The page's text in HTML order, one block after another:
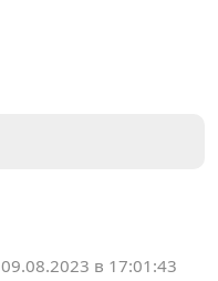
09.08.2023 в 17:01:43